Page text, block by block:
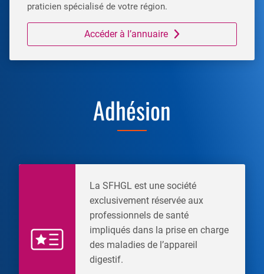
praticien spécialisé de votre région.
Accéder à l’annuaire
Adhésion
La SFHGL est une société
exclusivement réservée aux
professionnels de santé
impliqués dans la prise en charge
des maladies de l’appareil
digestif.